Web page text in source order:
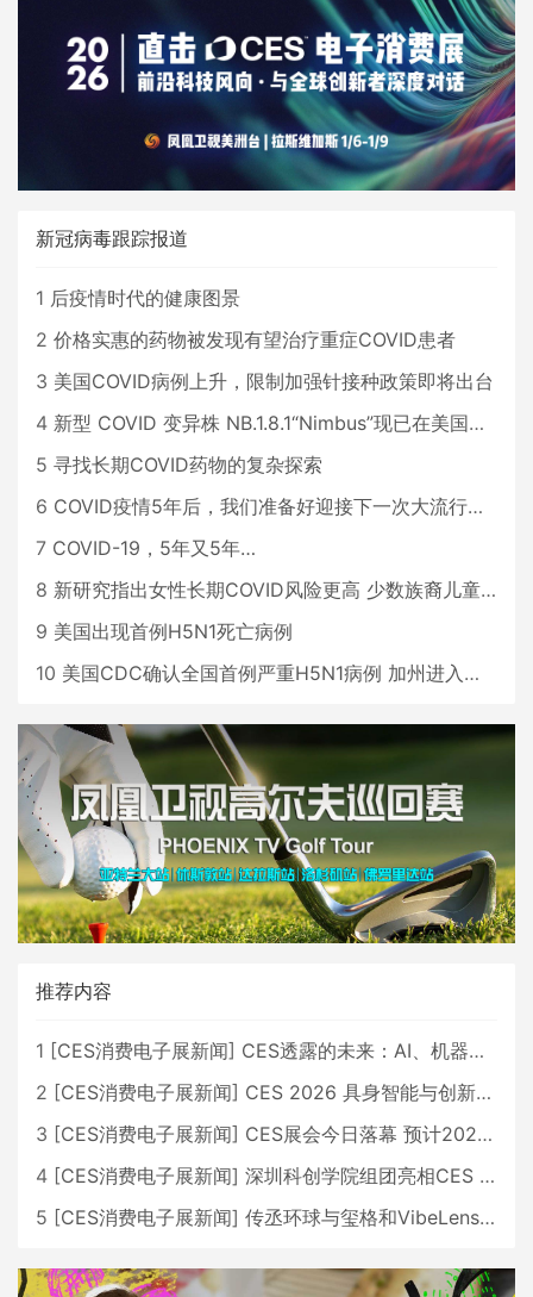
新冠病毒跟踪报道
1 后疫情时代的健康图景
2 价格实惠的药物被发现有望治疗重症COVID患者
3 美国COVID病例上升，限制加强针接种政策即将出台
4 新型 COVID 变异株 NB.1.8.1“Nimbus”现已在美国占据主导地位
5 寻找长期COVID药物的复杂探索
6 COVID疫情5年后，我们准备好迎接下一次大流行了吗？
7 COVID-19，5年又5年…
8 新研究指出女性长期COVID风险更高 少数族裔儿童存在差异
9 美国出现首例H5N1死亡病例
10 美国CDC确认全国首例严重H5N1病例 加州进入紧急状态
推荐内容
1 [CES消费电子展新闻] CES透露的未来：AI、机器人与智能生活大爆发
2 [CES消费电子展新闻] CES 2026 具身智能与创新领域 中国公司大放异彩
3 [CES消费电子展新闻] CES展会今日落幕 预计2026行业收入将超五千亿美元
4 [CES消费电子展新闻] 深圳科创学院组团亮相CES 广受好评
5 [CES消费电子展新闻] 传丞环球与玺格和VibeLens共同推出全新耳机